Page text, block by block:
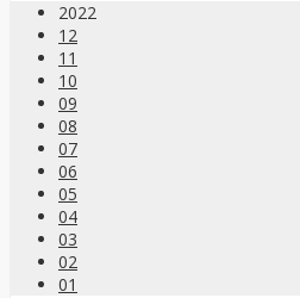
2022
12
11
10
09
08
07
06
05
04
03
02
01